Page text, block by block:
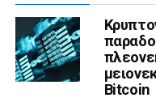
Bitcoin